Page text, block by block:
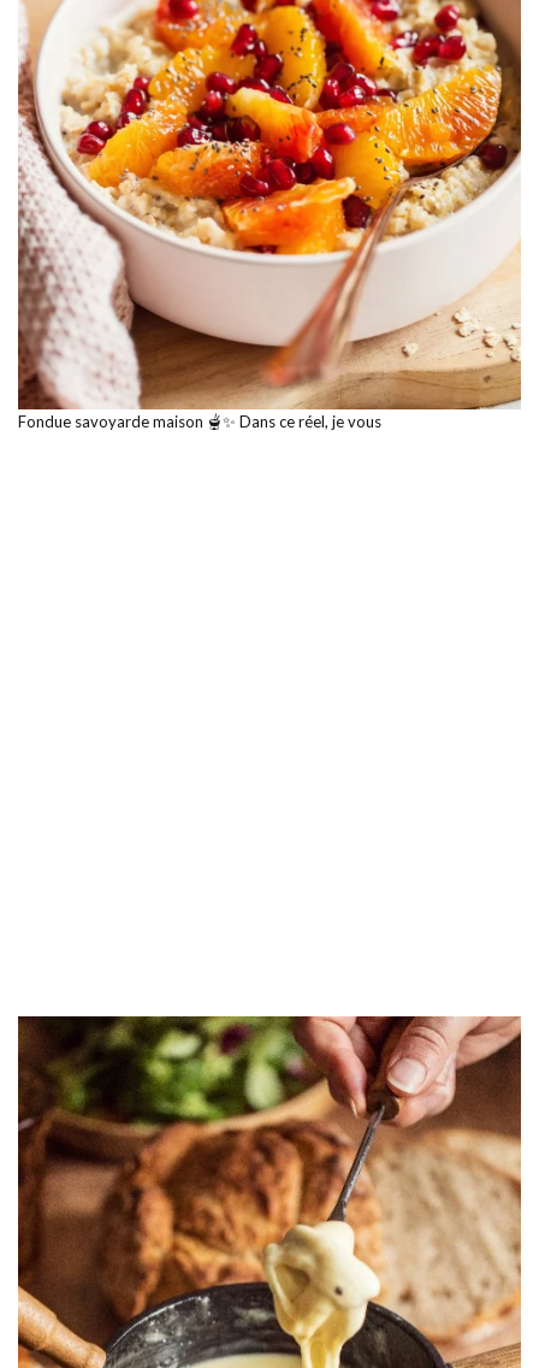
Fondue savoyarde maison 🫕✨ Dans ce réel, je vous